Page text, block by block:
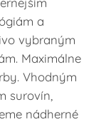
a
vybraným
Maximálne
Vhodným
surovín,
nádherné